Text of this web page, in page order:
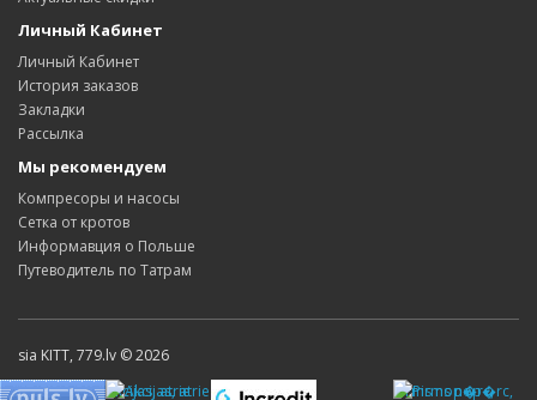
Личный Кабинет
Личный Кабинет
История заказов
Закладки
Рассылка
Мы рекомендуем
Компресоры и насосы
Сетка от кротов
Информавция о Польше
Путеводитель по Татрам
sia KITT, 779.lv © 2026
Pirms nop�rc,
Akcijas, atrie